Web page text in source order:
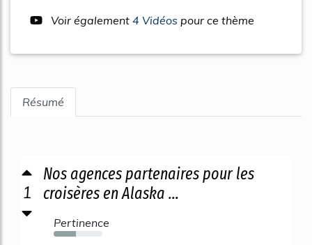
Voir également 4 Vidéos pour ce thème
Résumé
1
Nos agences partenaires pour les
croisères en Alaska ...
Pertinence
45%